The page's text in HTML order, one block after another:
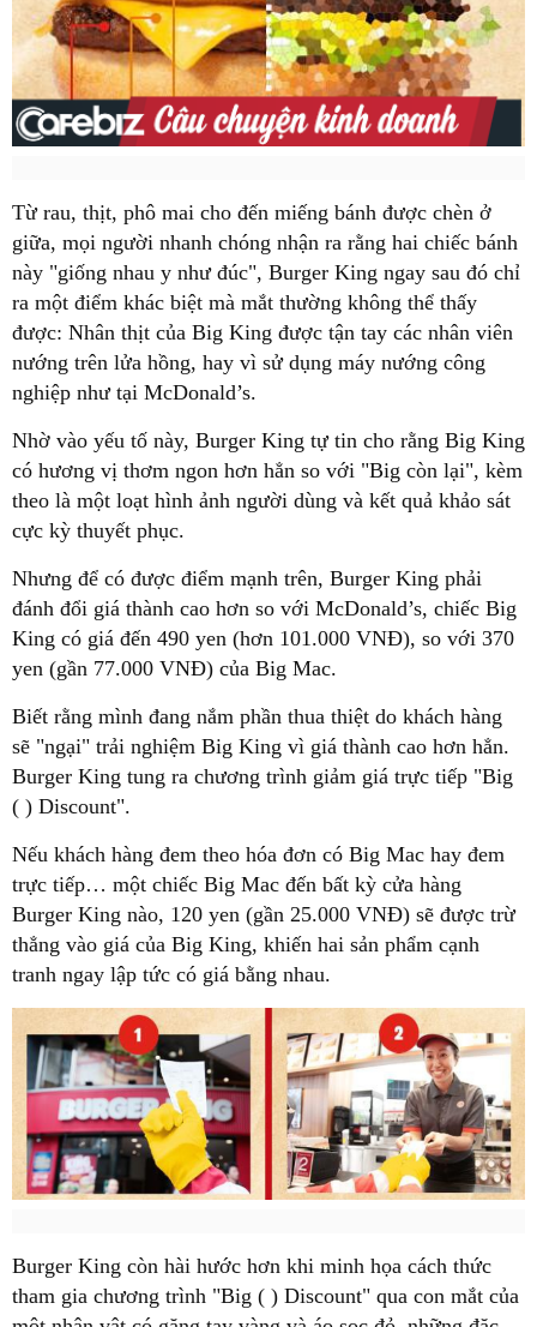
Từ rau, thịt, phô mai cho đến miếng bánh được chèn ở
giữa, mọi người nhanh chóng nhận ra rằng hai chiếc bánh
này "giống nhau y như đúc", Burger King ngay sau đó chỉ
ra một điểm khác biệt mà mắt thường không thể thấy
được: Nhân thịt của Big King được tận tay các nhân viên
nướng trên lửa hồng, hay vì sử dụng máy nướng công
nghiệp như tại McDonald’s.
Nhờ vào yếu tố này, Burger King tự tin cho rằng Big King
có hương vị thơm ngon hơn hẳn so với "Big còn lại", kèm
theo là một loạt hình ảnh người dùng và kết quả khảo sát
cực kỳ thuyết phục.
Nhưng để có được điểm mạnh trên, Burger King phải
đánh đổi giá thành cao hơn so với McDonald’s, chiếc Big
King có giá đến 490 yen (hơn 101.000 VNĐ), so với 370
yen (gần 77.000 VNĐ) của Big Mac.
Biết rằng mình đang nắm phần thua thiệt do khách hàng
sẽ "ngại" trải nghiệm Big King vì giá thành cao hơn hẳn.
Burger King tung ra chương trình giảm giá trực tiếp "Big
( ) Discount".
Nếu khách hàng đem theo hóa đơn có Big Mac hay đem
trực tiếp… một chiếc Big Mac đến bất kỳ cửa hàng
Burger King nào, 120 yen (gần 25.000 VNĐ) sẽ được trừ
thẳng vào giá của Big King, khiến hai sản phẩm cạnh
tranh ngay lập tức có giá bằng nhau.
Burger King còn hài hước hơn khi minh họa cách thức
tham gia chương trình "Big ( ) Discount" qua con mắt của